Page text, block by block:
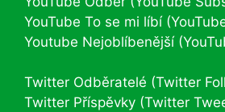
YouTube To se mi líbí
Youtube Nejoblíbenější
Twitter Odběratelé (Twitter
Twitter Příspěvky (Twitter